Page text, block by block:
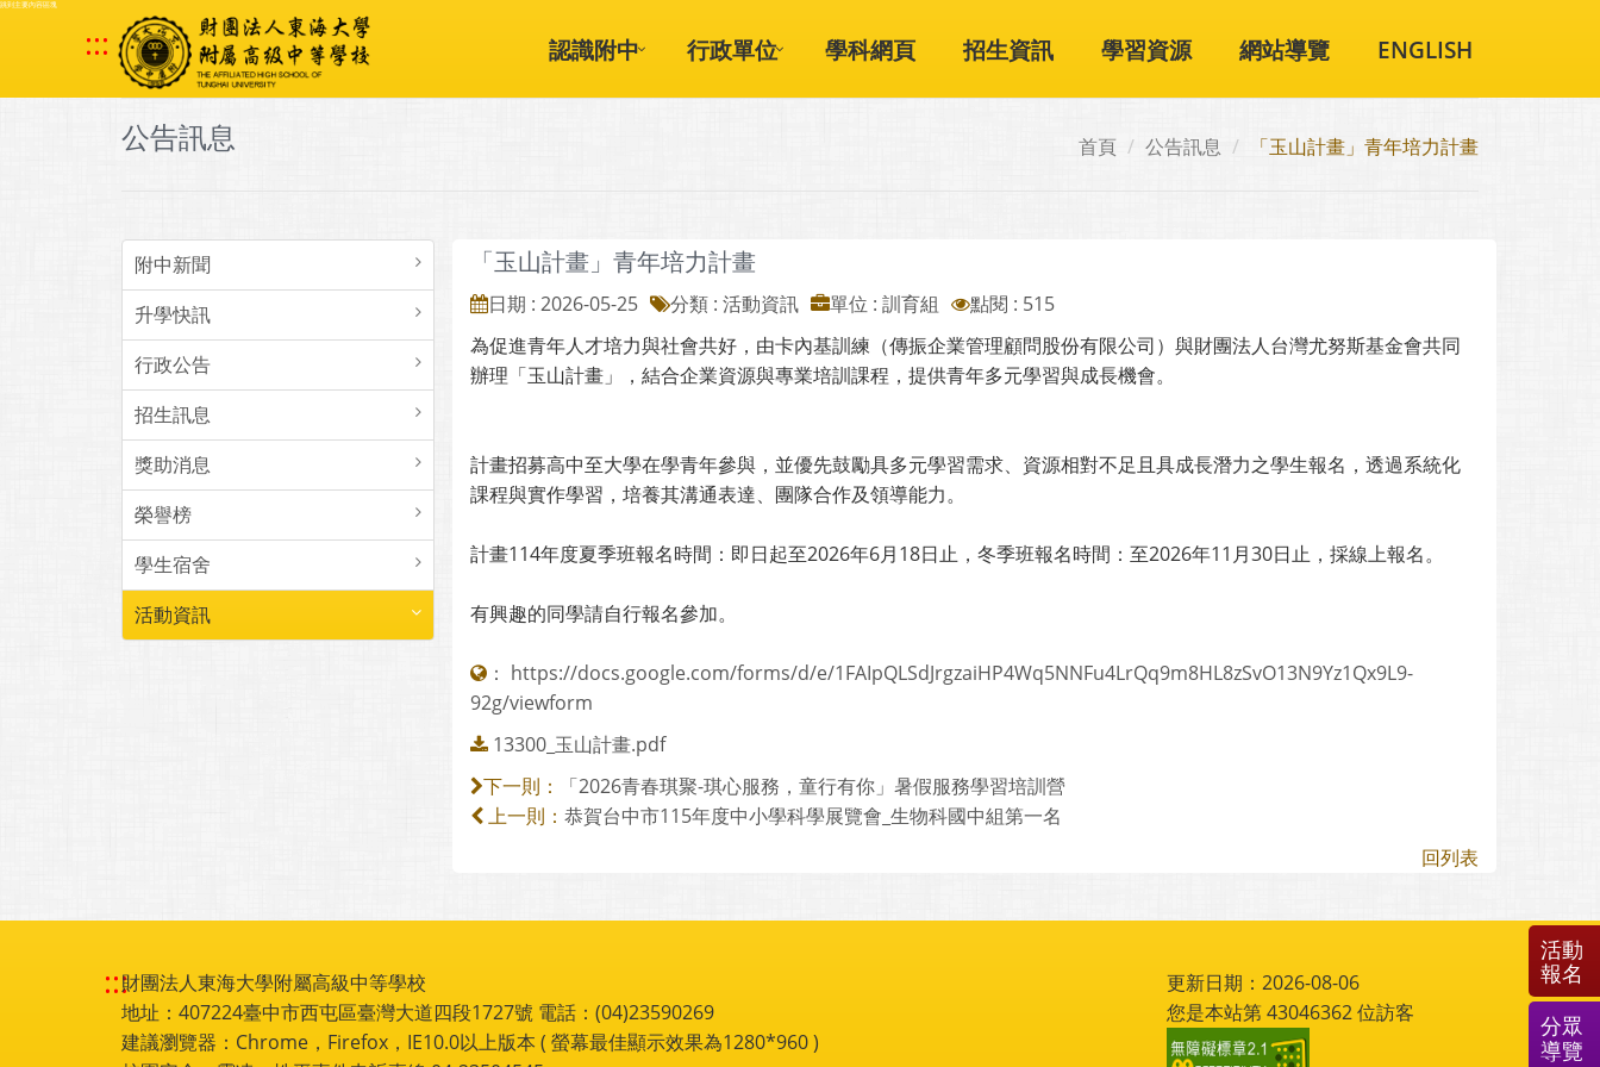
跳到主要內容區塊
::: 認識附中 行政單位 學科網頁 招生資訊 學習資源 網站導覽 ENGLISH
公告訊息 首頁 公告訊息 「玉山計畫」青年培力計畫
附中新聞
升學快訊
行政公告
招生訊息
獎助消息
榮譽榜
學生宿舍
活動資訊
「玉山計畫」青年培力計畫
日期 : 2026-05-25 分類 : 活動資訊 單位 : 訓育組
點閱 : 515
為促進青年人才培力與社會共好，由卡內基訓練（傳振企業管理顧問股份有限公司）與財團法人台灣尤努斯基金會共同
辦理「玉山計畫」，結合企業資源與專業培訓課程，提供青年多元學習與成長機會。
計畫招募高中至大學在學青年參與，並優先鼓勵具多元學習需求、資源相對不足且具成長潛力之學生報名，透過系統化
課程與實作學習，培養其溝通表達、團隊合作及領導能力。
計畫114年度夏季班報名時間：即日起至2026年6月18日止，冬季班報名時間：至2026年11月30日止，採線上報名。
有興趣的同學請自行報名參加。
： https://docs.google.com/forms/d/e/1FAIpQLSdJrgzaiHP4Wq5NNFu4LrQq9m8HL8zSvO13N9Yz1Qx9L9-
92g/viewform
13300_玉山計畫.pdf
下一則： 「2026青春琪聚-琪心服務，童行有你」暑假服務學習培訓營
上一則： 恭賀台中市115年度中小學科學展覽會_生物科國中組第一名
回列表
:::財團法人東海大學附屬高級中等學校
地址：407224臺中市西屯區臺灣大道四段1727號 電話：(04)23590269
建議瀏覽器：Chrome，Firefox，IE10.0以上版本 ( 螢幕最佳顯示效果為1280*960 )
更新日期：2026-08-06
您是本站第43046362位訪客
活動
報名
分眾
導覽